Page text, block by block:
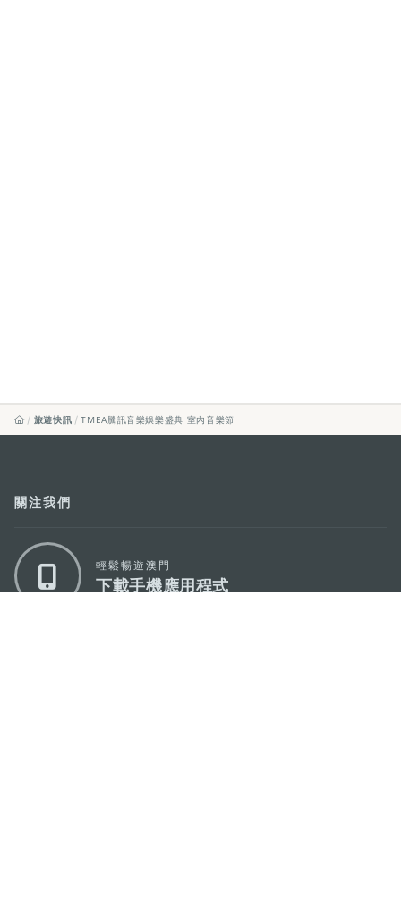
旅遊快訊 TMEA騰訊音樂娛樂盛典 室內音樂節
關注我們
輕鬆暢遊澳門
下載手機應用程式